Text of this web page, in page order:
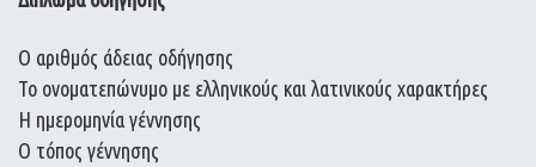
Ο αριθμός άδειας οδήγησης
Το ονοματεπώνυμο με ελληνικούς και λατινικούς χαρακτήρες
Η ημερομηνία γέννησης
Ο τόπος γέννησης